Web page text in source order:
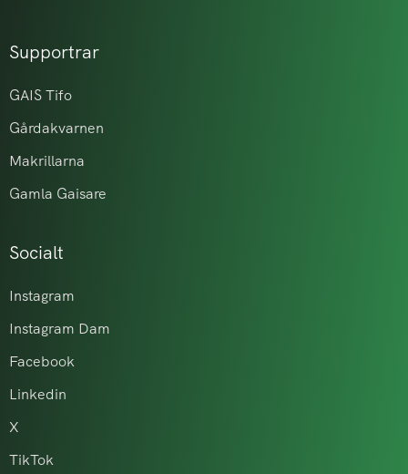
Supportrar
GAIS Tifo
Gårdakvarnen
Makrillarna
Gamla Gaisare
Socialt
Instagram
Instagram Dam
Facebook
Linkedin
X
TikTok